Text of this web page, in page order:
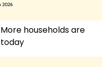
households are